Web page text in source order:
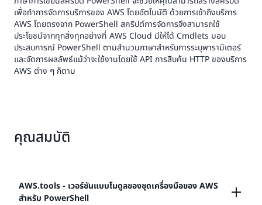
เพื่อทำการจัดการบริการของ AWS โดยอัตโนมัติ ด้วยการเข้าถึงบริการ
AWS โดยตรงจาก PowerShell สคริปต์การจัดการจึงสามารถใช้
ประโยชน์จากทุกสิ่งทุกอย่างที่ AWS Cloud มีให้ได้ Cmdlets มอบ
ประสบการณ์ PowerShell ตามสำนวนภาษาสำหรับการระบุพารามิเตอร์
และจัดการผลลัพธ์แม้ว่าจะใช้งานโดยใช้ API การสืบค้น HTTP ของบริการ
AWS ต่าง ๆ ก็ตาม
คุณสมบัติ
AWS.tools - เวอร์ชันแบบโมดูลของชุดเครื่องมือของ AWS
สำหรับ PowerShell